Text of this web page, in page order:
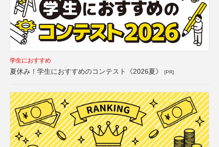
学生におすすめ
夏休み！学生におすすめのコンテスト《2026夏》 [PR]